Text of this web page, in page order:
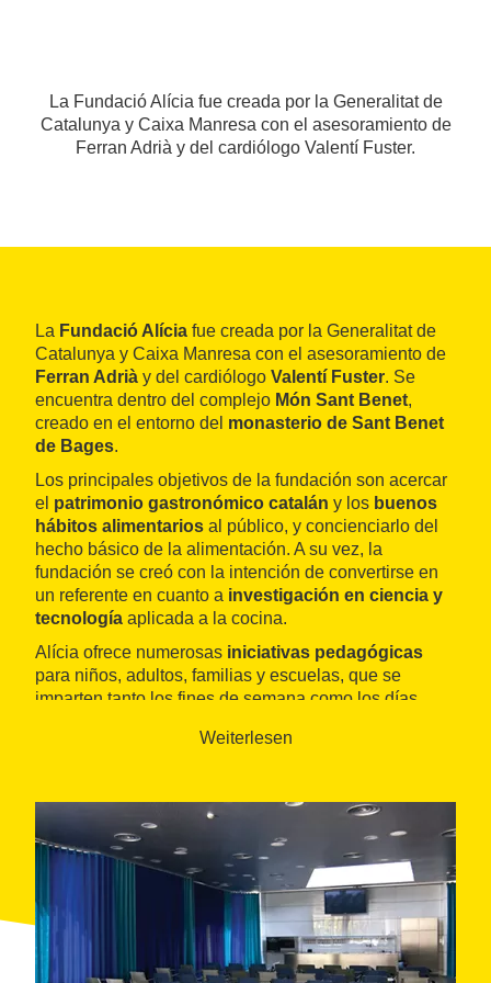
La Fundació Alícia fue creada por la Generalitat de
Catalunya y Caixa Manresa con el asesoramiento de
Ferran Adrià y del cardiólogo Valentí Fuster.
La Fundació Alícia fue creada por la Generalitat de
Catalunya y Caixa Manresa con el asesoramiento de
Ferran Adrià y del cardiólogo Valentí Fuster. Se
encuentra dentro del complejo Món Sant Benet,
creado en el entorno del monasterio de Sant Benet
de Bages.
Los principales objetivos de la fundación son acercar
el patrimonio gastronómico catalán y los buenos
hábitos alimentarios al público, y concienciarlo del
hecho básico de la alimentación. A su vez, la
fundación se creó con la intención de convertirse en
un referente en cuanto a investigación en ciencia y
tecnología aplicada a la cocina.
Alícia ofrece numerosas iniciativas pedagógicas
para niños, adultos, familias y escuelas, que se
imparten tanto los fines de semana como los días
explican cómo conseguir unaalimentación
y crear platos rápidos y a la vez
saludables.
Así, permiten experimentar connuevos oloresy
nuevos sabores
, conocer las recetas que se servían
en un banquete medievalo acercar a los niños
alimentos tan deliciosos como, por ejemplo, la fruta.
Además, hayvisitas guiadaspara ver de primera
Weiterlesen